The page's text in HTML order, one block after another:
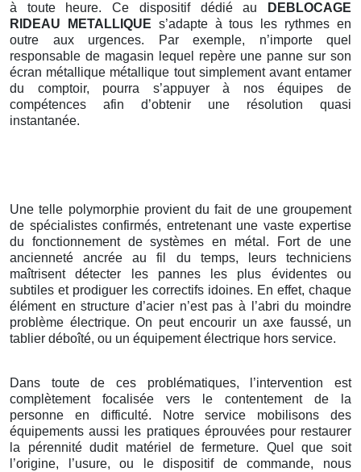
à toute heure. Ce dispositif dédié au
DEBLOCAGE
RIDEAU METALLIQUE s’adapte à tous les rythmes en
outre aux urgences. Par exemple, n’importe quel
responsable de magasin lequel repère une panne sur son
écran métallique métallique tout simplement avant entamer
du comptoir, pourra s’appuyer à nos équipes de
compétences afin d’obtenir une résolution quasi
instantanée.
Une telle polymorphie provient du fait de une groupement
de spécialistes confirmés, entretenant une vaste expertise
du fonctionnement de systèmes en métal. Fort de une
ancienneté ancrée au fil du temps, leurs techniciens
maîtrisent détecter les pannes les plus évidentes ou
subtiles et prodiguer les correctifs idoines. En effet, chaque
élément en structure d’acier n’est pas à l’abri du moindre
problème électrique. On peut encourir un axe faussé, un
tablier déboîté, ou un équipement électrique hors service.
Dans toute de ces problématiques, l’intervention est
complètement focalisée vers le contentement de la
personne en difficulté. Notre service mobilisons des
équipements aussi les pratiques éprouvées pour restaurer
la pérennité dudit matériel de fermeture. Quel que soit
l’origine, l’usure, ou le dispositif de commande, nous